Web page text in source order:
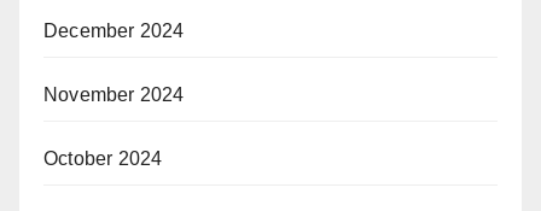
December 2024
November 2024
October 2024